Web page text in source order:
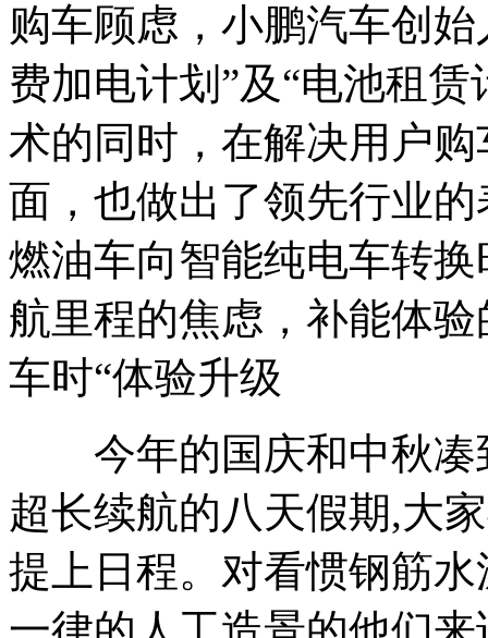
购车顾虑，小鹏汽车创
费加电计划”及“电池租
术的同时，在解决用户
面，也做出了领先行业
燃油车向智能纯电车转
航里程的焦虑，补能体
车时“体验升级
今年的国庆和中秋凑
超长续航的八天假期,大
提上日程。对看惯钢筋